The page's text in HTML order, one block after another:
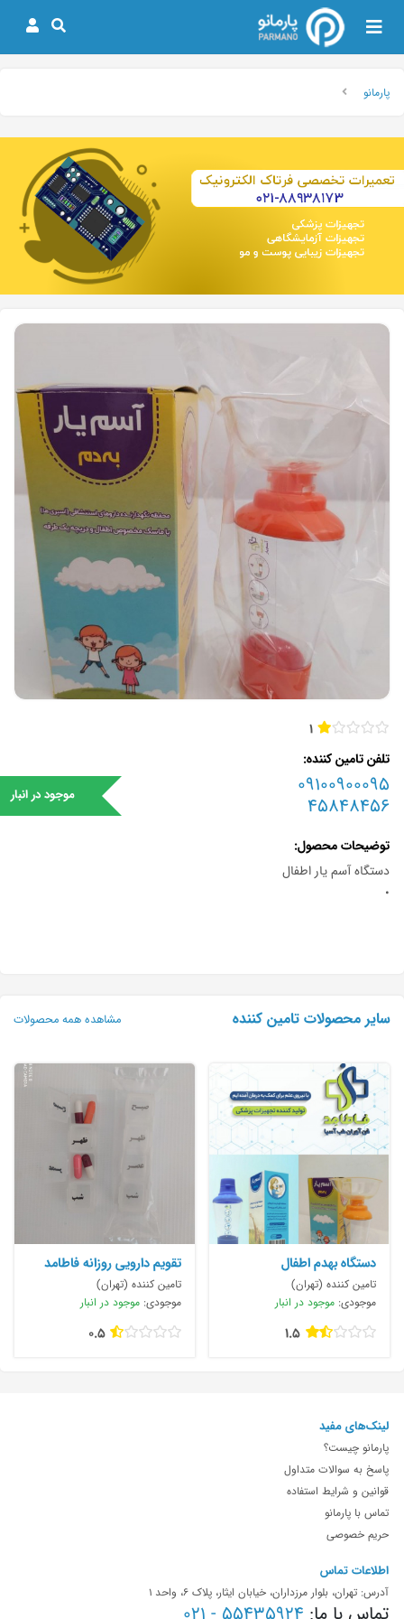
پارمانو
1
موجود در انبار
تلفن تامین کننده
09100900095
45848456
توضیحات محصول
دستگاه آسم یار اطفال
•
سایر محصولات تامین کننده مشاهده همه محصولات
دستگاه بهدم اطفال
تامین کننده (تهران)
موجودی: موجود در انبار
1.5
تقویم دارویی روزانه فاطامد
تامین کننده (تهران)
موجودی: موجود در انبار
0.5
لینک‌های مفید
پارمانو چیست؟
پاسخ به سوالات متداول
قوانین و شرایط استفاده
تماس با پارمانو
حریم خصوصی
اطلاعات تماس
آدرس: تهران، بلوار مرزداران، خیابان ایثار، پلاک 6، واحد 1